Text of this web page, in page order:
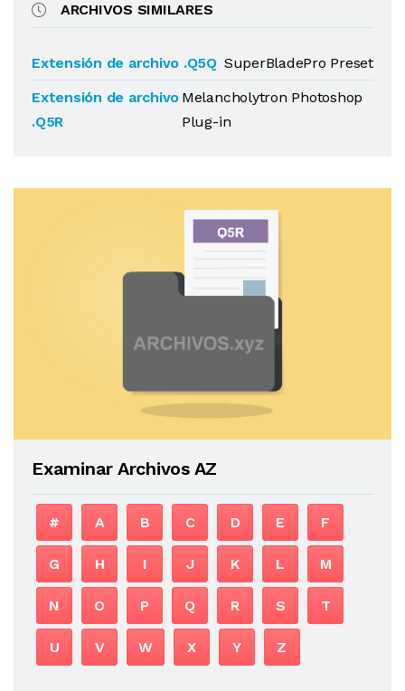
ARCHIVOS SIMILARES
Extensión de archivo .Q5Q SuperBladePro Preset
Extensión de archivo
.Q5R
Melancholytron Photoshop
Plug-in
Examinar Archivos AZ
# A B C D E F
G H I J K L M
N O P Q R S T
U V W X Y Z